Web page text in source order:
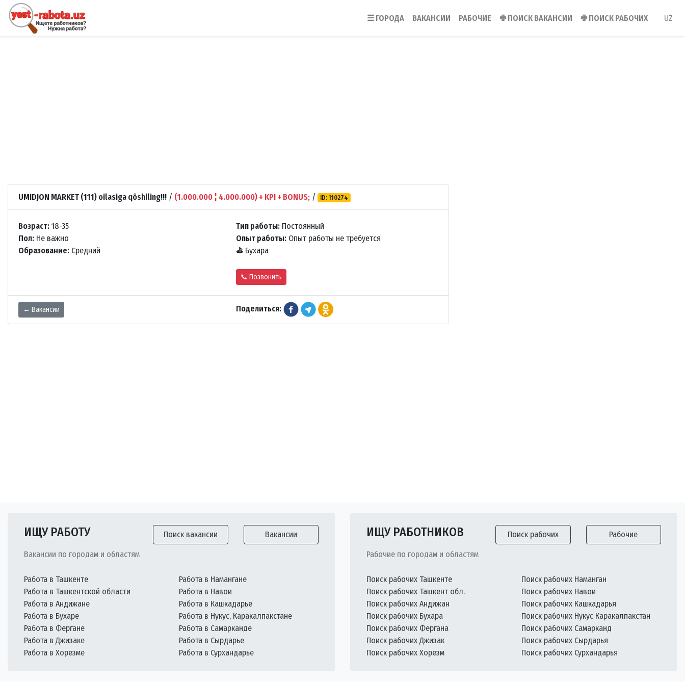
☰ ГОРОДА ВАКАНСИИ РАБОЧИЕ ✙ПОИСК ВАКАНСИИ ✙ПОИСК РАБОЧИХ UZ
UMIDJON MARKET (111) oilasiga qõshiling!!! / (1.000.000 ¦ 4.000.000) + KPI + BONUS; / ID: 110274
Возраст: 18-35
Пол: Не важно
Образование: Средний
Тип работы: Постоянный
Опыт работы: Опыт работы не требуется
⛳ Бухара
📞 Позвонить
← Вакансии Поделиться:
ИЩУ РАБОТУ Поиск вакансии Вакансии
Вакансии по городам и областям
Работа в Ташкенте
Работа в Ташкентской области
Работа в Андижане
Работа в Бухаре
Работа в Фергане
Работа в Джизаке
Работа в Хорезме
Работа в Намангане
Работа в Навои
Работа в Кашкадарье
Работа в Нукус, Каракалпакстане
Работа в Самарканде
Работа в Сырдарье
Работа в Сурхандарье
ИЩУ РАБОТНИКОВ Поиск рабочих Рабочие
Рабочие по городам и областям
Поиск рабочих Ташкенте
Поиск рабочих Ташкент обл.
Поиск рабочих Андижан
Поиск рабочих Бухара
Поиск рабочих Фергана
Поиск рабочих Джизак
Поиск рабочих Хорезм
Поиск рабочих Наманган
Поиск рабочих Навои
Поиск рабочих Кашкадарья
Поиск рабочих Нукус Каракалпакстан
Поиск рабочих Самарканд
Поиск рабочих Сырдарья
Поиск рабочих Сурхандарья